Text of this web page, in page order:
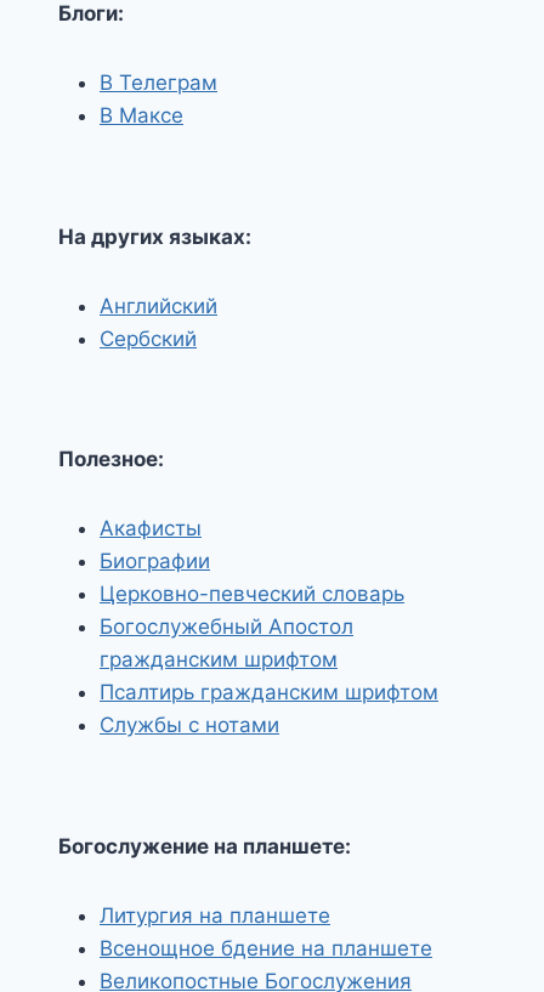
Блоги:
В Телеграм
В Максе
На других языках:
Английский
Сербский
Полезное:
Акафисты
Биографии
Церковно-певческий словарь
Богослужебный Апостол
гражданским шрифтом
Псалтирь гражданским шрифтом
Службы с нотами
Богослужение на планшете:
Литургия на планшете
Всенощное бдение на планшете
Великопостные Богослужения